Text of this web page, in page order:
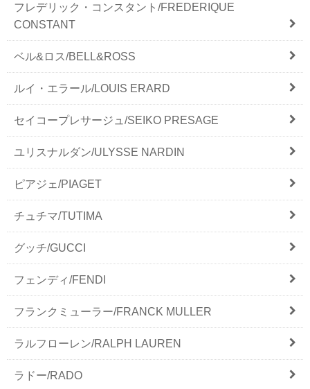
フレデリック・コンスタント/FREDERIQUE
CONSTANT
ベル&ロス/BELL&ROSS
ルイ・エラール/LOUIS ERARD
セイコープレサージュ/SEIKO PRESAGE
ユリスナルダン/ULYSSE NARDIN
ピアジェ/PIAGET
チュチマ/TUTIMA
グッチ/GUCCI
フェンディ/FENDI
フランクミューラー/FRANCK MULLER
ラルフローレン/RALPH LAUREN
ラドー/RADO